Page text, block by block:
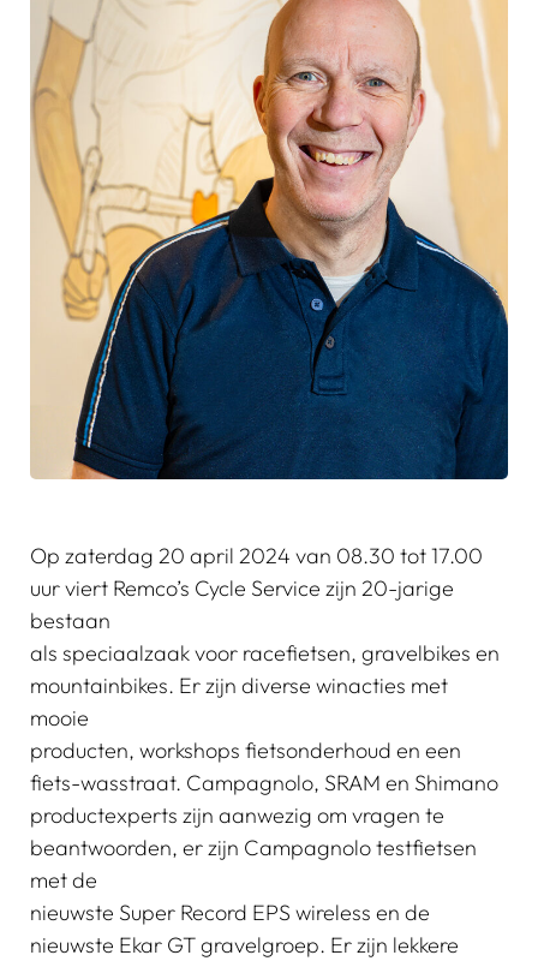
Op zaterdag 20 april 2024 van 08.30 tot 17.00
uur viert Remco’s Cycle Service zijn 20-jarige
bestaan
als speciaalzaak voor racefietsen, gravelbikes en
mountainbikes. Er zijn diverse winacties met
mooie
producten, workshops fietsonderhoud en een
fiets-wasstraat. Campagnolo, SRAM en Shimano
productexperts zijn aanwezig om vragen te
beantwoorden, er zijn Campagnolo testfietsen
met de
nieuwste Super Record EPS wireless en de
nieuwste Ekar GT gravelgroep. Er zijn lekkere